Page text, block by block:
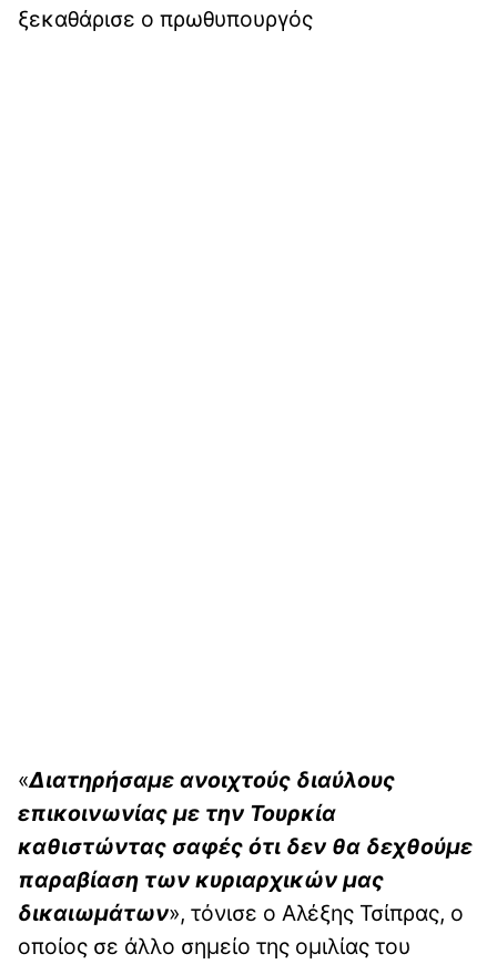
ξεκαθάρισε ο πρωθυπουργός
«Διατηρήσαμε ανοιχτούς διαύλους
επικοινωνίας με την Τουρκία
καθιστώντας σαφές ότι δεν θα δεχθούμε
παραβίαση των κυριαρχικών μας
δικαιωμάτων», τόνισε ο Αλέξης Τσίπρας, ο
οποίος σε άλλο σημείο της ομιλίας του